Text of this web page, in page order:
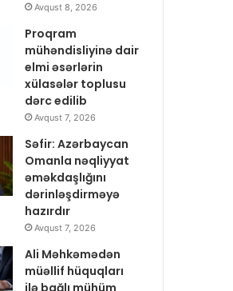
Avqust 8, 2026
Proqram
mühəndisliyinə dair
elmi əsərlərin
xülasələr toplusu
dərc edilib
Avqust 7, 2026
Səfir: Azərbaycan
Omanla nəqliyyat
əməkdaşlığını
dərinləşdirməyə
hazırdır
Avqust 7, 2026
Ali Məhkəmədən
müəllif hüquqları